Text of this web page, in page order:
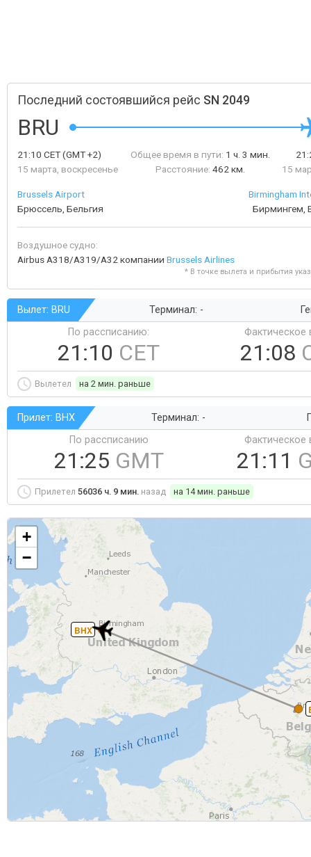
Последний состоявшийся рейс SN 2049
BRU
21:10 CET(GMT +2)
15 марта, воскресенье
Общее время в пути: 1 ч. 3 мин.
Расстояние: 462 км.
15
Brussels Airport
Брюссель, Бельгия
Birmingham
Бирмингем,
Воздушное судно:
Airbus A318/A319/A32 компании Brussels Airlines
* В точке вылета и прибытия
Вылет: BRU Терминал: -
По рассписанию:
21:10 CET
Фактическое
21:08
Вылетел на 2 мин. раньше
Прилет: BHX Терминал: -
По рассписанию
21:25 GMT
Фактическое
21:11
Прилетел 56036 ч. 9 мин. назад на 14 мин. раньше
BHX
+
−